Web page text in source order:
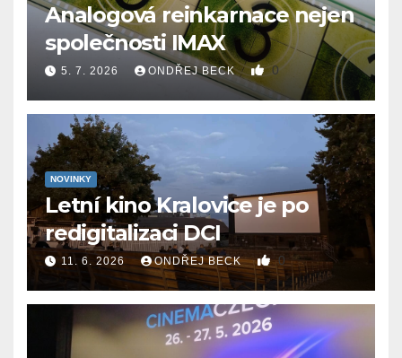
Analogová reinkarnace nejen
společnosti IMAX
5. 7. 2026 ONDŘEJ BECK 0
NOVINKY
Letní kino Kralovice je po
redigitalizaci DCI
11. 6. 2026 ONDŘEJ BECK 0